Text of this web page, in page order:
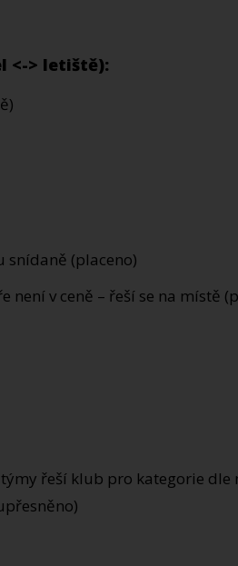
<-> letiště):
snídaně (placeno)
není v ceně – řeší se na
řeší klub pro kategorie dle